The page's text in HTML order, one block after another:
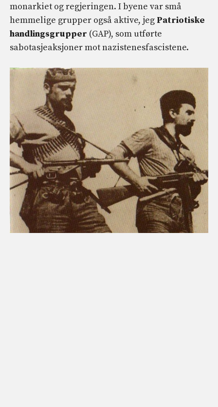
monarkiet og regjeringen. I byene var små
hemmelige grupper også aktive, jeg Patriotiske
handlingsgrupper (GAP), som utførte
sabotasjeaksjoner mot nazistenesfascistene.